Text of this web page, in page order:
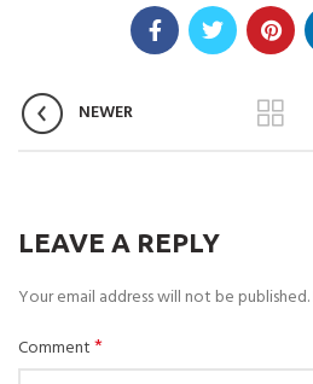
NEWER
LEAVE A REPLY
Your email address will not be published.
Comment*